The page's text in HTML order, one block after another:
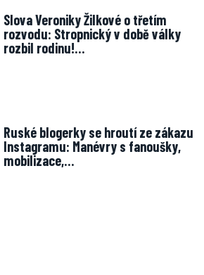
Slova Veroniky Žilkové o třetím
rozvodu: Stropnický v době války
rozbil rodinu!…
Ruské blogerky se hroutí ze zákazu
Instagramu: Manévry s fanoušky,
mobilizace,…